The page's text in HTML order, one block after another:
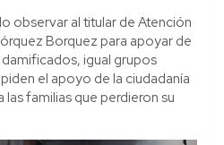
al titular de Atención
Borquez para apoyar de
igual grupos
el apoyo de la ciudadanía
familias que perdieron su